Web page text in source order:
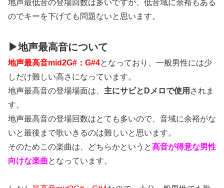
地声最低音の登場回数は多いですが、低音域に余裕もある
のでキーを下げても問題ないと思います。
▶地声最高音について
地声最高音mid2G#：G#4となっており、一般男性には少
しだけ難しい高さになっています。
地声最高音の登場場面は、 主にサビとDメロで使用 されま
す。
地声最高音の登場回数はとても多いので、音域に余裕がな
いと最後まで歌いきるのは難しいと思います。
そのためこの楽曲は、どちらかというと高音が得意な男性
向けな楽曲となっています。